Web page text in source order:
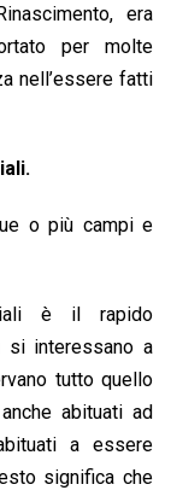
era
per molte
nell’essere fatti
o più campi e
è il rapido
si interessano a
tutto quello
abituati ad
a essere
significa che